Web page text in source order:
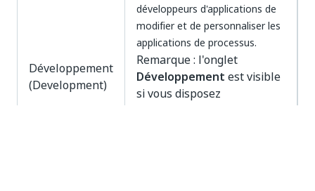
Développement
(Development)
développeurs d'applications de
modifier et de personnaliser les
applications de processus.
Remarque : l'onglet
Développement est visible
si vous disposez